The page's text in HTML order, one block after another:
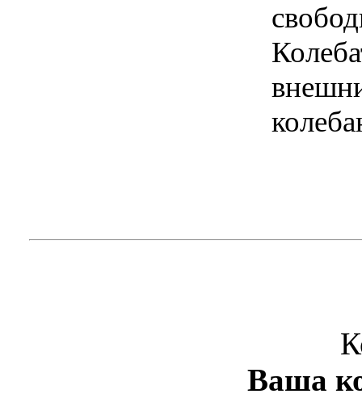
Ваша